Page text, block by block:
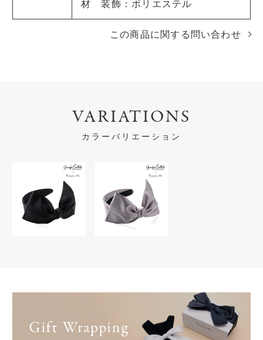
材 装飾：ポリエステル
この商品に関する問い合わせ
VARIATIONS
カラーバリエーション